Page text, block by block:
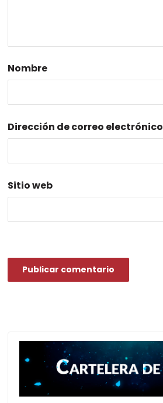
Nombre
Dirección de correo electrónico
Sitio web